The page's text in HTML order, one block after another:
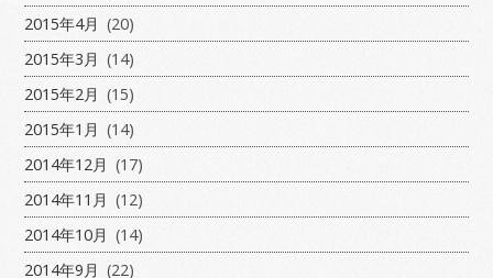
2015年4月 (20)
2015年3月 (14)
2015年2月 (15)
2015年1月 (14)
2014年12月 (17)
2014年11月 (12)
2014年10月 (14)
2014年9月 (22)